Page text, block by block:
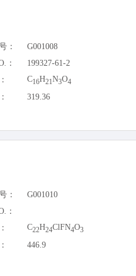
：
G001008
：
199327-61-2
C16H21N3O4
319.36
：
G001010
：
C22H24ClFN4O3
446.9